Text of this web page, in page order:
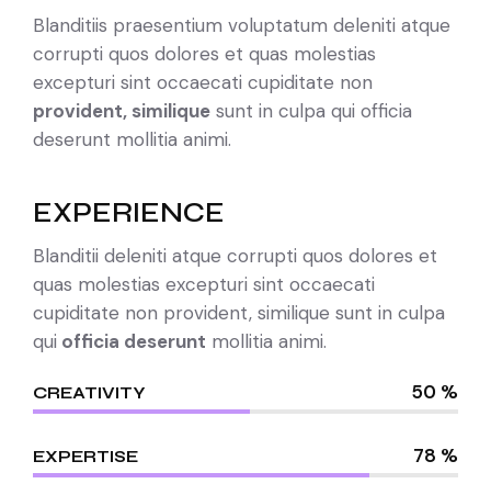
Blanditiis praesentium voluptatum deleniti atque
corrupti quos dolores et quas molestias
excepturi sint occaecati cupiditate non
provident, similique sunt in culpa qui officia
deserunt mollitia animi.
EXPERIENCE
Blanditii deleniti atque corrupti quos dolores et
quas molestias excepturi sint occaecati
cupiditate non provident, similique sunt in culpa
qui officia deserunt mollitia animi.
CREATIVITY 50 %
EXPERTISE 78 %